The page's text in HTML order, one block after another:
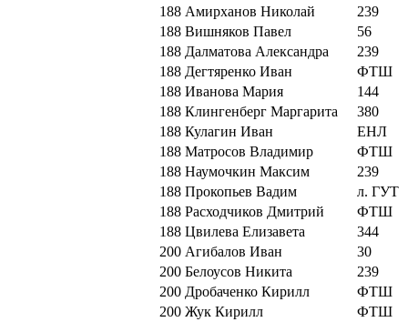
188 Амирханов Николай
239
188 Вишняков Павел
56
188 Далматова Александра
239
188 Дегтяренко Иван
ФТШ
188 Иванова Мария
144
188 Клингенберг Маргарита
380
188 Кулагин Иван
ЕНЛ
188 Матросов Владимир
ФТШ
188 Наумочкин Максим
239
188 Прокопьев Вадим
л. ГУТ
188 Расходчиков Дмитрий
ФТШ
188 Цвилева Елизавета
344
200 Агибалов Иван
30
200 Белоусов Никита
239
200 Дробаченко Кирилл
ФТШ
200 Жук Кирилл
ФТШ